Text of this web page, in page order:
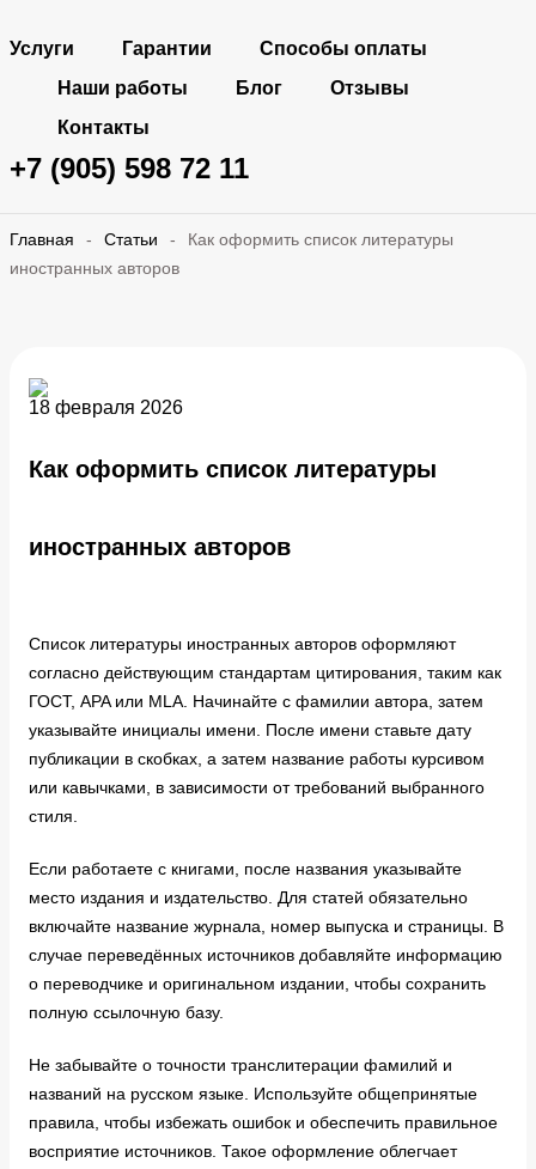
Услуги Гарантии
Способы оплаты
Наши работы
Блог
Отзывы
Контакты
+7 (905) 598 72 11
Главная - Статьи -
Как оформить список литературы
иностранных авторов
18 февраля 2026
Как оформить список литературы
иностранных авторов
Список литературы иностранных авторов оформляют
согласно действующим стандартам цитирования, таким как
ГОСТ, APA или MLA. Начинайте с фамилии автора, затем
указывайте инициалы имени. После имени ставьте дату
публикации в скобках, а затем название работы курсивом
или кавычками, в зависимости от требований выбранного
стиля.
Если работаете с книгами, после названия указывайте
место издания и издательство. Для статей обязательно
включайте название журнала, номер выпуска и страницы. В
случае переведённых источников добавляйте информацию
о переводчике и оригинальном издании, чтобы сохранить
полную ссылочную базу.
Не забывайте о точности транслитерации фамилий и
названий на русском языке. Используйте общепринятые
правила, чтобы избежать ошибок и обеспечить правильное
восприятие источников. Такое оформление облегчает